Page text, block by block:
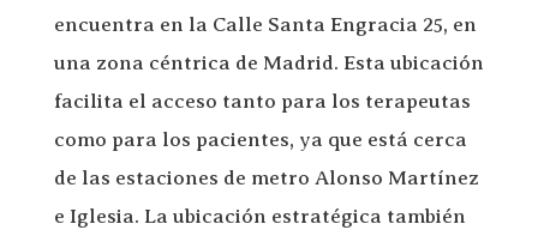
encuentra en la Calle Santa Engracia 25, en
una zona céntrica de Madrid. Esta ubicación
facilita el acceso tanto para los terapeutas
como para los pacientes, ya que está cerca
de las estaciones de metro Alonso Martínez
e Iglesia. La ubicación estratégica también